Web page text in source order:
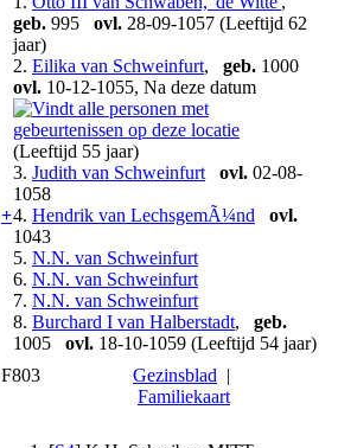
geb. 995 ovl. 28-09-1057 (Leeftijd 62
jaar)
2. Eilika van Schweinfurt, geb. 1000
ovl. 10-12-1055, Na deze datum
(Leeftijd 55 jaar)
3. Judith van Schweinfurt ovl. 02-08-
1058
+4. Hendrik van LechsgemÃ¼nd
ovl.
1043
5. N.N. van Schweinfurt
6. N.N. van Schweinfurt
7. N.N. van Schweinfurt
8. Burchard I van Halberstadt, geb.
1005 ovl. 18-10-1059 (Leeftijd 54 jaar)
F803 Gezinsblad |
Familiekaart